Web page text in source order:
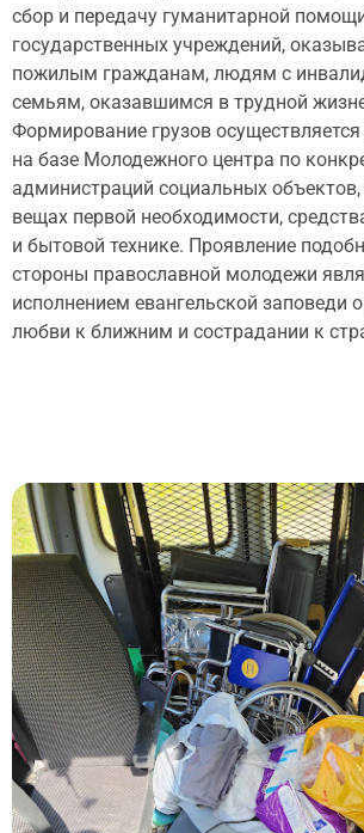
сбор и передачу гуманитарной
государственных учреждений,
пожилым гражданам, людям с
семьям, оказавшимся в трудной
Формирование грузов
на базе Молодежного центра по
администраций социальных
вещах первой необходимости,
и бытовой технике. Проявление
стороны православной молодежи
исполнением евангельской заповеди
любви к ближним и сострадании к